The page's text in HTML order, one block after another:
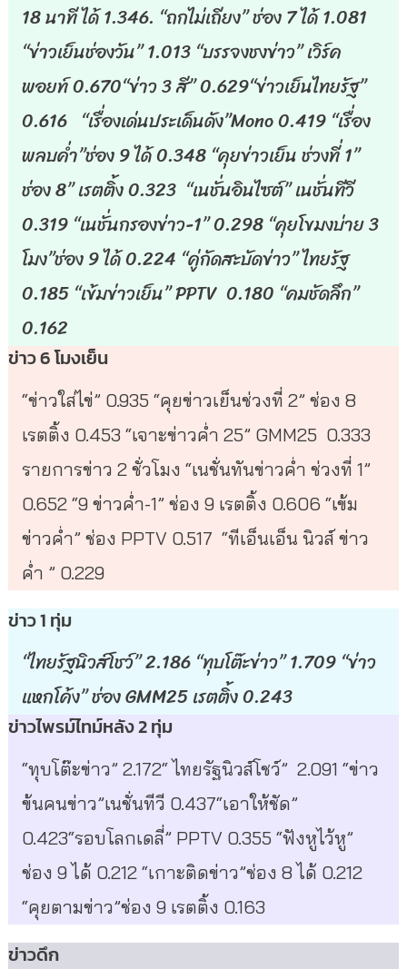
18 นาที ได้ 1.346. “ถกไม่เถียง” ช่อง 7 ได้ 1.081
“ข่าวเย็นช่องวัน” 1.013 “บรรจงชงข่าว” เวิร์ค
พอยท์ 0.670“ข่าว 3 สี” 0.629“ข่าวเย็นไทยรัฐ”
0.616 “เรื่องเด่นประเด็นดัง”Mono 0.419 “เรื่อง
พลบค่ำ”ช่อง 9 ได้ 0.348 “คุยข่าวเย็น ช่วงที่ 1”
ช่อง 8” เรตติ้ง 0.323 “เนชั่นอินไซต์” เนชั่นทีวี
0.319 “เนชั่นกรองข่าว-1” 0.298 “คุยโขมงบ่าย 3
โมง”ช่อง 9 ได้ 0.224 “คู่กัดสะบัดข่าว” ไทยรัฐ
0.185 “เข้มข่าวเย็น” PPTV 0.180 “คมชัดลึก”
0.162
ข่าว 6 โมงเย็น
“ข่าวใส่ไข่” 0.935 “คุยข่าวเย็นช่วงที่ 2” ช่อง 8
เรตติ้ง 0.453 “เจาะข่าวค่ำ 25” GMM25 0.333
รายการข่าว 2 ชั่วโมง “เนชั่นทันข่าวค่ำ ช่วงที่ 1”
0.652 “9 ข่าวค่ำ-1” ช่อง 9 เรตติ้ง 0.606 “เข้ม
ข่าวค่ำ” ช่อง PPTV 0.517 “ทีเอ็นเอ็น นิวส์ ข่าว
ค่ำ ” 0.229
ข่าว 1 ทุ่ม
“ไทยรัฐนิวส์โชว์” 2.186 “ทุบโต๊ะข่าว” 1.709 “ข่าว
แหกโค้ง” ช่อง GMM25 เรตติ้ง 0.243
ข่าวไพรม์ไทม์หลัง 2 ทุ่ม
“ทุบโต๊ะข่าว” 2.172“ ไทยรัฐนิวส์โชว์” 2.091 “ข่าว
ข้นคนข่าว”เนชั่นทีวี 0.437“เอาให้ชัด”
0.423“รอบโลกเดลี่” PPTV 0.355 “ฟังหูไว้หู”
ช่อง 9 ได้ 0.212 “เกาะติดข่าว”ช่อง 8 ได้ 0.212
“คุยตามข่าว”ช่อง 9 เรตติ้ง 0.163
ข่าวดึก